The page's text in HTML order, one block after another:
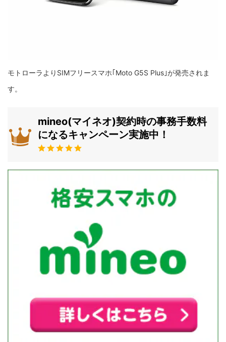
モトローラよりSIMフリースマホ｢Moto G5S Plus｣が発売されま
す。
mineo(マイネオ)契約時の事務手数料
になるキャンペーン実施中！